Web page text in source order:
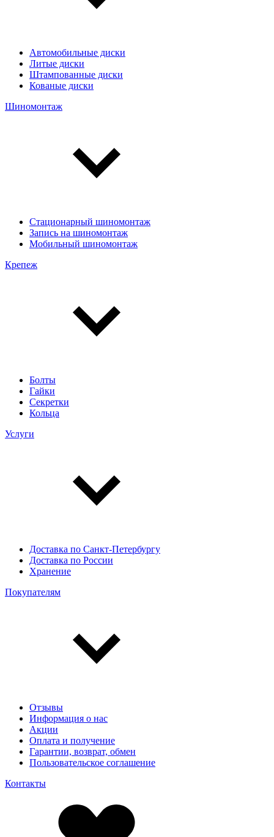
Автомобильные диски
Литые диски
Штампованные диски
Кованые диски
Шиномонтаж
Стационарный шиномонтаж
Запись на шиномонтаж
Мобильный шиномонтаж
Крепеж
Болты
Гайки
Секретки
Кольца
Услуги
Доставка по Санкт-Петербургу
Доставка по России
Хранение
Покупателям
Отзывы
Информация о нас
Акции
Оплата и получение
Гарантии, возврат, обмен
Пользовательское соглашение
Контакты